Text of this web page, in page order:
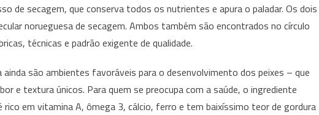
de secagem, que conserva todos os nutrientes e apura o paladar. Os dois
norueguesa de secagem. Ambos também são encontrados no círculo
técnicas e padrão exigente de qualidade.
são ambientes favoráveis para o desenvolvimento dos peixes – que
e textura únicos. Para quem se preocupa com a saúde, o ingrediente
rico em vitamina A, ômega 3, cálcio, ferro e tem baixíssimo teor de